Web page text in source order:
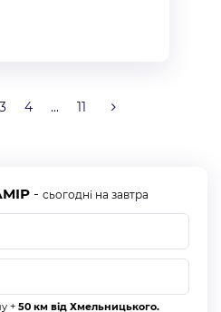
3 4 ... 11
- сьогодні на завтра
+ 50 км від Хмельницького.